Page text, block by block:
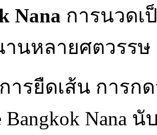
Nana การนวด
นหลายศตวรร
ารยืดเส้น การ
Bangkok